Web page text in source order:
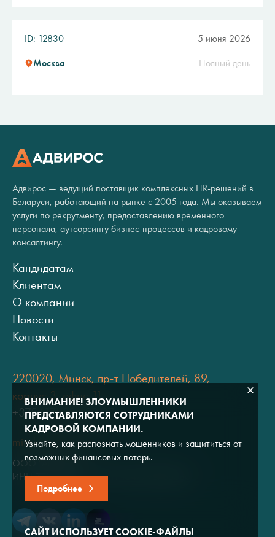
ID: 12830 5 июня 2026
Москва Полный день
Адвирос — ведущий поставщик комплексных HR-решений в
Беларуси, работающий на рынке с 2005 года. Мы оказываем
услуги по рекрутменту, предоставлению временного
персонала, аутсорсингу бизнес-процессов и кадровому
консалтингу.
Кандидатам
Клиентам
О компании
Новости
Контакты
220020, Минск, пр-т Победителей, 89,
корпус 3, офис 11
+375 (17) 334 80 07
minsk@adviros.by
ООО "Адвирос"
ИНН 7714572528 / ОГРН 1047796766380
ВНИМАНИЕ! ЗЛОУМЫШЛЕННИКИ
ПРЕДСТАВЛЯЮТСЯ СОТРУДНИКАМИ
КАДРОВОЙ КОМПАНИИ.
Узнайте, как распознать мошенников и защититься от
возможных финансовых потерь.
Подробнее
САЙТ ИСПОЛЬЗУЕТ COOKIE-ФАЙЛЫ